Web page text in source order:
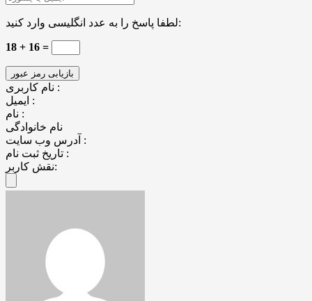
لطفا پاسخ را به عدد انگلیسی وارد کنید:
18 + 16 =
نام کاربری :
ایمیل :
نام :
نام خانوادگی
آدرس وب سایت :
تاریخ ثبت نام :
نقش کاربر: